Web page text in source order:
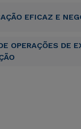
EFICAZ E
OPERAÇÕES DE